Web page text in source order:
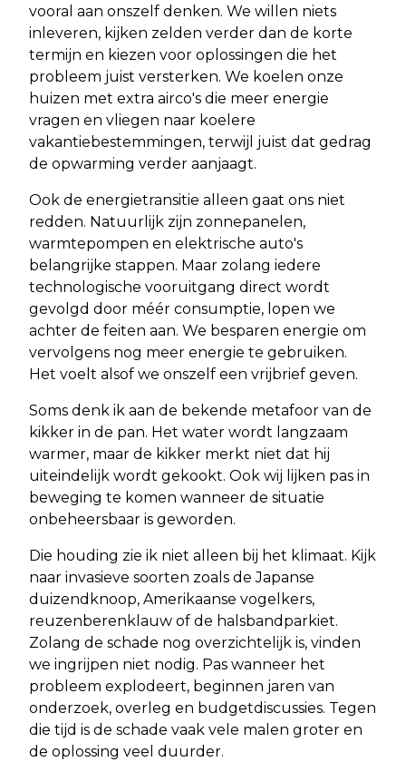
vooral aan onszelf denken. We willen niets
inleveren, kijken zelden verder dan de korte
termijn en kiezen voor oplossingen die het
probleem juist versterken. We koelen onze
huizen met extra airco's die meer energie
vragen en vliegen naar koelere
vakantiebestemmingen, terwijl juist dat gedrag
de opwarming verder aanjaagt.
Ook de energietransitie alleen gaat ons niet
redden. Natuurlijk zijn zonnepanelen,
warmtepompen en elektrische auto's
belangrijke stappen. Maar zolang iedere
technologische vooruitgang direct wordt
gevolgd door méér consumptie, lopen we
achter de feiten aan. We besparen energie om
vervolgens nog meer energie te gebruiken.
Het voelt alsof we onszelf een vrijbrief geven.
Soms denk ik aan de bekende metafoor van de
kikker in de pan. Het water wordt langzaam
warmer, maar de kikker merkt niet dat hij
uiteindelijk wordt gekookt. Ook wij lijken pas in
beweging te komen wanneer de situatie
onbeheersbaar is geworden.
Die houding zie ik niet alleen bij het klimaat. Kijk
naar invasieve soorten zoals de Japanse
duizendknoop, Amerikaanse vogelkers,
reuzenberenklauw of de halsbandparkiet.
Zolang de schade nog overzichtelijk is, vinden
we ingrijpen niet nodig. Pas wanneer het
probleem explodeert, beginnen jaren van
onderzoek, overleg en budgetdiscussies. Tegen
die tijd is de schade vaak vele malen groter en
de oplossing veel duurder.